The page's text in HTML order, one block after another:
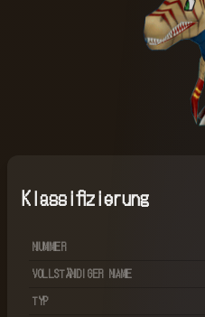
Klassifizierung
NUMMER
VOLLSTÄNDIGER NAME
TYP